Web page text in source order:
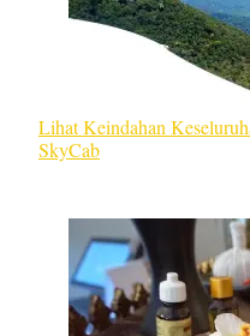
Lihat Keindahan
SkyCab